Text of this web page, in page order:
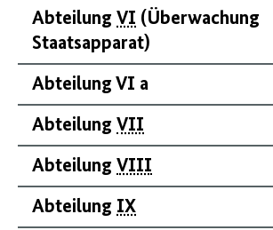
Abteilung VI (Überwachung
Staatsapparat)
Abteilung VI a
Abteilung VII
Abteilung VIII
Abteilung IX